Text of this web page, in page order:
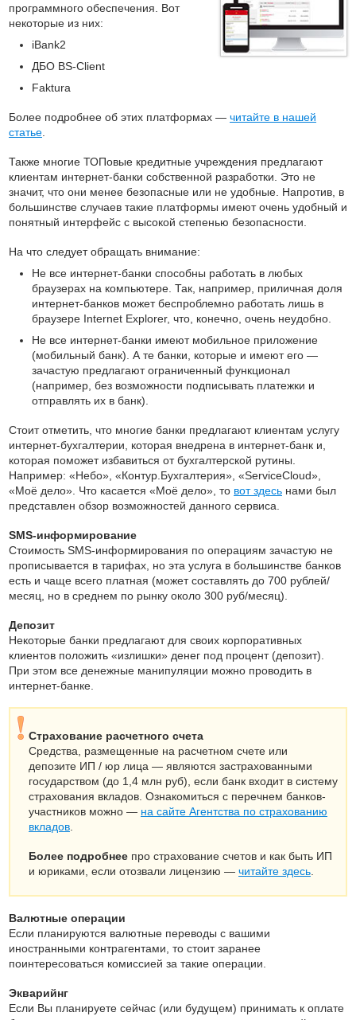
программного обеспечения. Вот
некоторые из них:
iBank2
ДБО BS-Client
Faktura
Более подробнее об этих платформах — читайте в нашей
статье
Также многие ТОПовые кредитные учреждения предлагают
клиентам интернет-банки собственной разработки. Это не
значит, что они менее безопасные или не удобные. Напротив, в
большинстве случаев такие платформы имеют очень удобный и
понятный интерфейс с высокой степенью безопасности.
На что следует обращать внимание:
Не все интернет-банки способны работать в любых
браузерах на компьютере. Так, например, приличная доля
интернет-банков может беспроблемно работать лишь в
браузере Internet Explorer, что, конечно, очень неудобно.
Не все интернет-банки имеют мобильное приложение
(мобильный банк). А те банки, которые и имеют его —
зачастую предлагают ограниченный функционал
(например, без возможности подписывать платежки и
отправлять их в банк).
Стоит отметить, что многие банки предлагают клиентам услугу
интернет-бухгалтерии, которая внедрена в интернет-банк и,
которая поможет избавиться от бухгалтерской рутины.
Например: «Небо», «Контур.Бухгалтерия», «ServiceCloud»,
«Моё дело». Что касается «Моё дело», то вот здесь нами был
представлен обзор возможностей данного сервиса.
SMS-информирование
Стоимость SMS-информирования по операциям зачастую не
прописывается в тарифах, но эта услуга в большинстве банков
есть и чаще всего платная (может составлять до 700 рублей/
месяц, но в среднем по рынку около 300 руб/месяц).
Депозит
Некоторые банки предлагают для своих корпоративных
клиентов положить «излишки» денег под процент (депозит).
При этом все денежные манипуляции можно проводить в
интернет-банке.
Страхование расчетного счета
Средства, размещенные на расчетном счете или
депозите ИП / юр лица — являются застрахованными
государством (до 1,4 млн руб), если банк входит в систему
страхования вкладов. Ознакомиться с перечнем банков-
участников можно — на сайте Агентства по страхованию
вкладов
Более подробнее про страхование счетов и как быть ИП
и юриками, если отозвали лицензию — читайте здесь
Валютные операции
Если планируются валютные переводы с вашими
иностранными контрагентами, то стоит заранее
поинтересоваться комиссией за такие операции.
Экварийнг
Если Вы планируете сейчас (или будущем) принимать к оплате